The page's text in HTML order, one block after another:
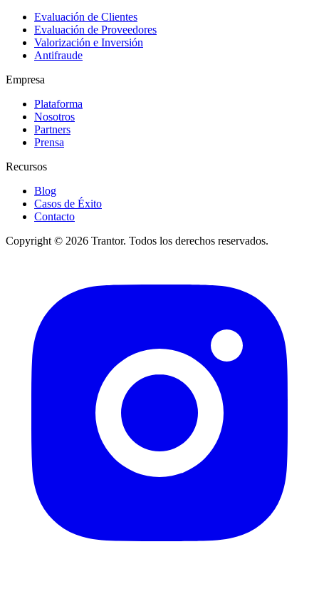
Evaluación de Clientes
Evaluación de Proveedores
Valorización e Inversión
Antifraude
Empresa
Plataforma
Nosotros
Partners
Prensa
Recursos
Blog
Casos de Éxito
Contacto
Copyright © 2026 Trantor. Todos los derechos reservados.